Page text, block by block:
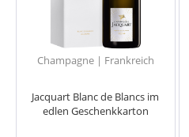
Champagne | Frankreich
Jacquart Blanc de Blancs im
edlen Geschenkkarton